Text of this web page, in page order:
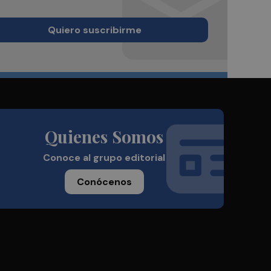
Quiero suscribirme
Quienes Somos
Conoce al grupo editorial
Conócenos